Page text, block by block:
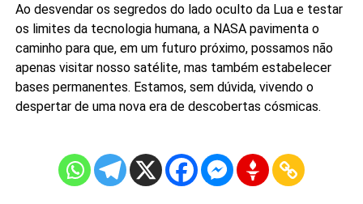
Ao desvendar os segredos do lado oculto da Lua e testar
os limites da tecnologia humana, a NASA pavimenta o
caminho para que, em um futuro próximo, possamos não
apenas visitar nosso satélite, mas também estabelecer
bases permanentes. Estamos, sem dúvida, vivendo o
despertar de uma nova era de descobertas cósmicas.